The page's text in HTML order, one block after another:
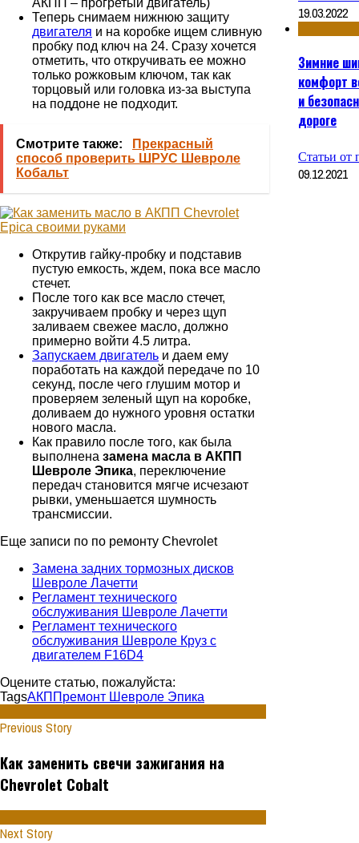
АКПП – прогретый двигатель)
Теперь снимаем нижнюю защиту
двигателя и на коробке ищем сливную
пробку под ключ на 24. Сразу хочется
отметить, что откручивать ее можно
только рожковым ключом, так как
торцовый или головка из-за выступа
на поддоне не подходит.
Смотрите также:
Прекрасный
способ проверить ШРУС Шевроле
Кобальт
Открутив гайку-пробку и подставив
пустую емкость, ждем, пока все масло
стечет.
После того как все масло стечет,
закручиваем пробку и через щуп
заливаем свежее масло, должно
примерно войти 4.5 литра.
Запускаем двигатель и даем ему
поработать на каждой передаче по 10
секунд, после чего глушим мотор и
проверяем зеленый щуп на коробке,
доливаем до нужного уровня остатки
нового масла.
Как правило после того, как была
выполнена замена масла в АКПП
Шевроле Эпика, переключение
передач становится мягче исчезают
рывки, уменьшается шумность
трансмиссии.
Еще записи по по ремонту Chevrolet
Замена задних тормозных дисков
Шевроле Лачетти
Регламент технического
обслуживания Шевроле Лачетти
Регламент технического
обслуживания Шевроле Круз с
двигателем F16D4
Оцените статью, пожалуйста:
TagsАКПП ремонт Шевроле Эпика
Previous Story
Как заменить свечи зажигания на
Chevrolet Cobalt
Next Story
19.03.2022
Зимние
комфорт
и
дороге
Статьи от
09.12.2021